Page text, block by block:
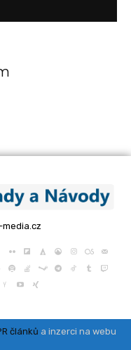
článků a inzerci na webu